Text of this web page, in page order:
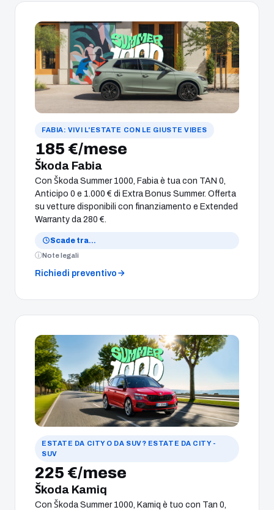
FABIA: VIVI L'ESTATE CON LE GIUSTE VIBES
185 €/mese
Škoda Fabia
Con Škoda Summer 1000, Fabia è tua con TAN 0,
Anticipo 0 e 1.000 € di Extra Bonus Summer. Offerta
su vetture disponibili con finanziamento e Extended
Warranty da 280 €.
Scade tra…
Note legali
Richiedi preventivo
ESTATE DA CITY O DA SUV? ESTATE DA CITY -
SUV
225 €/mese
Škoda Kamiq
Con Škoda Summer 1000, Kamiq è tuo con Tan 0,